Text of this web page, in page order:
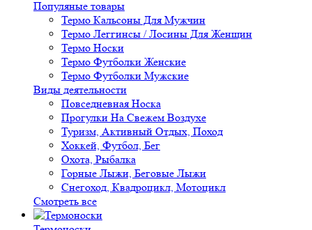
Популяные товары
Термо Кальсоны Для Мужчин
Термо Леггинсы / Лосины Для Женщин
Термо Носки
Термо Футболки Женские
Термо Футболки Мужские
Виды деятельности
Повседневная Носка
Прогулки На Свежем Воздухе
Туризм, Активный Отдых, Поход
Хоккей, Футбол, Бег
Охота, Рыбалка
Горные Лыжи, Беговые Лыжи
Снегоход, Квадроцикл, Мотоцикл
Смотреть все